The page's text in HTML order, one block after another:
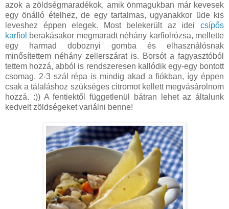
azok a zöldségmaradékok, amik önmagukban már kevesek
egy önálló ételhez, de egy tartalmas, ugyanakkor üde kis
leveshez éppen elegek. Most belekerült az idei csípős
karfiol berakásakor megmaradt néhány karfiolrózsa, mellette
egy harmad doboznyi gomba és elhasználósnak
minősítettem néhány zellerszárat is. Borsót a fagyasztóból
tettem hozzá, abból is rendszeresen kallódik egy-egy bontott
csomag, 2-3 szál répa is mindig akad a fiókban, így éppen
csak a tálaláshoz szükséges citromot kellett megvásárolnom
hozzá. :)) A fentiektől függetlenül bátran lehet az általunk
kedvelt zöldségeket variálni benne!